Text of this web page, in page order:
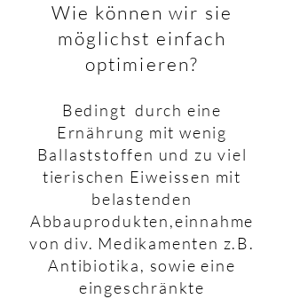
Wie können wir sie
möglichst einfach
optimieren?
Bedingt durch eine
Ernährung mit wenig
Ballaststoffen und zu viel
tierischen Eiweissen mit
belastenden
Abbauprodukten,einnahme
von div. Medikamenten z.B.
Antibiotika, sowie eine
eingeschränkte